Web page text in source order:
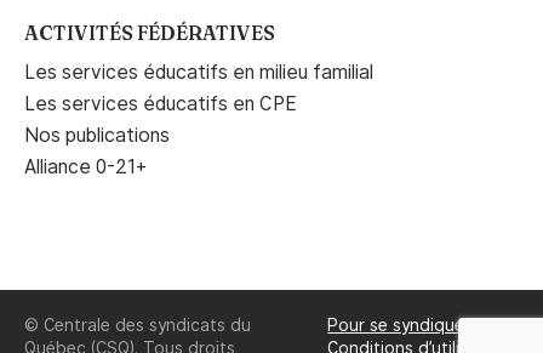
ACTIVITÉS FÉDÉRATIVES
Les services éducatifs en milieu familial
Les services éducatifs en CPE
Nos publications
Alliance 0-21+
© Centrale des syndicats du
Québec (CSQ). Tous droits
Pour se syndiquer
Conditions d’utilisation